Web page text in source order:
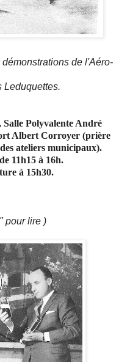
de l'Aéro-
Leduquettes.
Polyvalente André
Albert Corroyer (prière
ateliers municipaux).
11h15 à 16h.
à 15h30.
pour lire )